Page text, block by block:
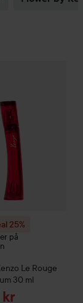
25%
på
Le Rouge
30 ml